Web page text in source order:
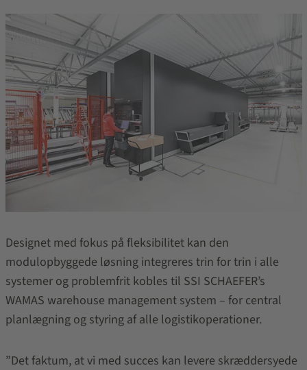
Designet med fokus på fleksibilitet kan den
modulopbyggede løsning integreres trin for trin i alle
systemer og problemfrit kobles til SSI SCHAEFER’s
WAMAS warehouse management system – for central
planlægning og styring af alle logistikoperationer.
”Det faktum, at vi med succes kan levere skræddersyede